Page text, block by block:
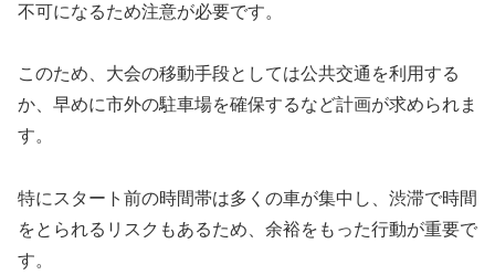
不可になるため注意が必要です。
このため、大会の移動手段としては公共交通を利用する
か、早めに市外の駐車場を確保するなど計画が求められま
す。
特にスタート前の時間帯は多くの車が集中し、渋滞で時間
をとられるリスクもあるため、余裕をもった行動が重要で
す。